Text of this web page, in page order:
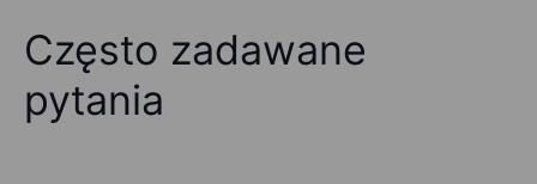
Często zadawane
pytania